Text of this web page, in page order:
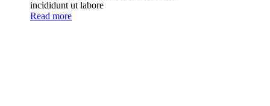
incididunt ut labore
Read more